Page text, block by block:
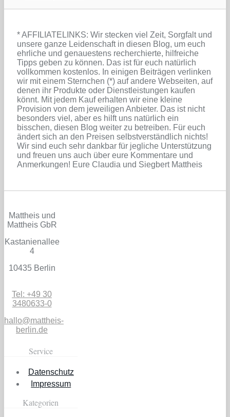
* AFFILIATELINKS: Wir stecken viel Zeit, Sorgfalt und
unsere ganze Leidenschaft in diesen Blog, um euch
ehrliche und genauestens recherchierte, hilfreiche
Tipps geben zu können. Das ist für euch natürlich
vollkommen kostenlos. In einigen Beiträgen verlinken
wir mit einem Sternchen (*) auf andere Webseiten, auf
denen ihr Produkte oder Dienstleistungen kaufen
könnt. Mit jedem Kauf erhalten wir eine kleine
Provision von dem jeweiligen Anbieter. Das ist nicht
besonders viel, aber es hilft uns natürlich ein
bisschen, diesen Blog weiter zu betreiben. Für euch
ändert sich an den Preisen selbstverständlich nichts!
Wir sind euch sehr dankbar für jegliche Unterstützung
und freuen uns auch über eure Kommentare und
Anmerkungen! Eure Claudia und Siegbert Mattheis
Mattheis und
Mattheis GbR
Kastanienallee
4
10435 Berlin
Tel: +49 30
3480633-0
hallo@mattheis-
berlin.de
Service
Datenschutz
Impressum
Kategorien